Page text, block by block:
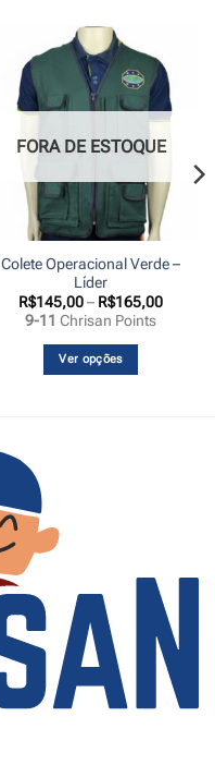
FORA DE ESTOQUE
Colete Operacional Verde –
Líder
R$145,00– R$165,00Faixa
9-11 Chrisan Points
Ver opções
escolhidas
na
página
do
produto